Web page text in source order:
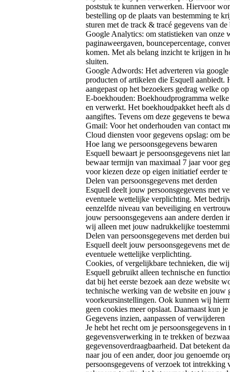
poststuk te kunnen verwerken. Hiervoor
bestelling op de plaats van bestemming te
sturen met de track & tracé gegevens van de
Google Analytics: om statistieken van onze
paginaweergaven, bouncepercentage,
komen. Met als belang inzicht te krijgen in
sluiten.
Google Adwords: Het adverteren via
producten of artikelen die Esquell aanbiedt.
aangepast op het bezoekers gedrag welke op
E-boekhouden: Boekhoudprogramma
en verwerkt. Het boekhoudpakket heeft als
aangiftes. Tevens om deze gegevens te
Gmail: Voor het onderhouden van contact
Cloud diensten voor gegevens opslag: om
Hoe lang we persoonsgegevens bewaren
Esquell bewaart je persoonsgegevens niet
bewaar termijn van maximaal 7 jaar voor
voor kiezen deze op eigen initiatief eerder
Delen van persoonsgegevens met derden
Esquell deelt jouw persoonsgegevens met
eventuele wettelijke verplichting. Met
eenzelfde niveau van beveiliging en
jouw persoonsgegevens aan andere
wij alleen met jouw nadrukkelijke
Delen van persoonsgegevens met derden
Esquell deelt jouw persoonsgegevens met
eventuele wettelijke verplichting.
Cookies, of vergelijkbare technieken, die
Esquell gebruikt alleen technische en
dat bij het eerste bezoek aan deze website
technische werking van de website en
voorkeursinstellingen. Ook kunnen wij
geen cookies meer opslaat. Daarnaast kun
Gegevens inzien, aanpassen of verwijderen
Je hebt het recht om je persoonsgegevens
gegevensverwerking in te trekken of
gegevensoverdraagbaarheid. Dat betekent
naar jou of een ander, door jou genoemde
persoonsgegevens of verzoek tot